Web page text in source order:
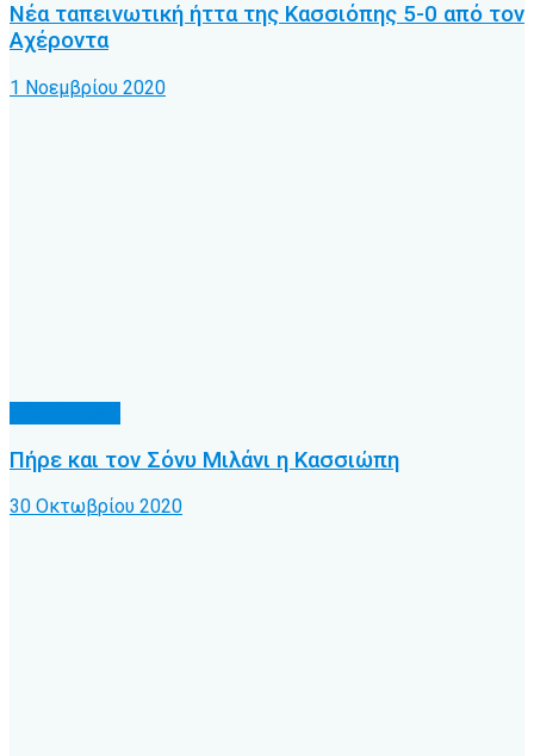
Νέα ταπεινωτική ήττα της Κασσιόπης 5-0 από τον
Αχέροντα
1 Νοεμβρίου 2020
Πήρε και τον Σόνυ Μιλάνι η Κασσιώπη
30 Οκτωβρίου 2020